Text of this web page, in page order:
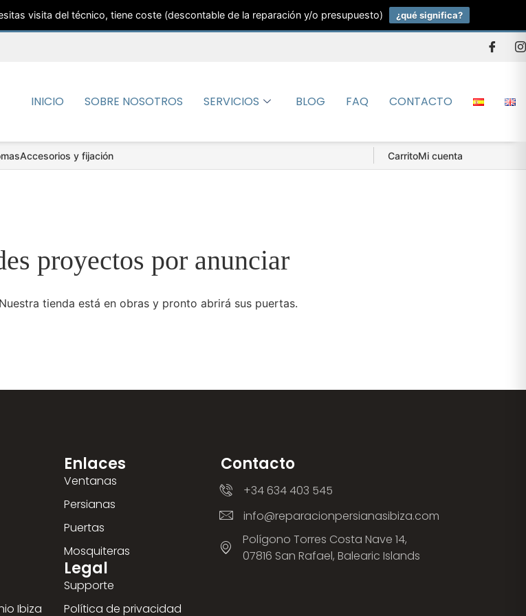
visita del técnico, tiene coste (descontable de la reparación y/o presupuesto) ¿qué significa?
INICIO SOBRE NOSOTROS SERVICIOS BLOG FAQ CONTACTO
Accesorios y fijación CarritoMi cuenta
proyectos por anunciar
tienda está en obras y pronto abrirá sus puertas.
Ibiza
Enlaces
Ventanas
Persianas
Puertas
Mosquiteras
Legal
Supporte
Política de privacidad
Contacto
+34 634 403 545
info@reparacionpersianasibiza.com
Polígono Torres Costa Nave 14,
07816 San Rafael, Balearic Islands